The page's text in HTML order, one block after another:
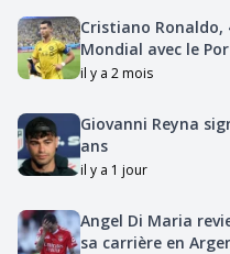
Cristiano Ronaldo,
Mondial avec le
il y a 2 mois
Giovanni Reyna
ans
il y a 1 jour
Angel Di Maria
sa carrière en